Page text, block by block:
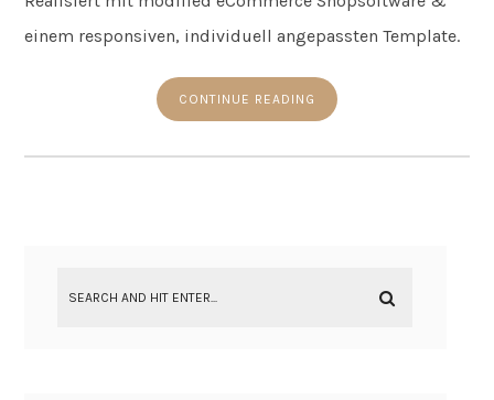
einem responsiven, individuell angepassten Template.
CONTINUE READING